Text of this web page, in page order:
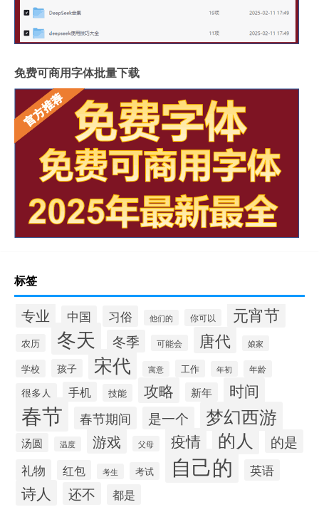
免费可商用字体批量下载
标签
专业 中国 习俗 他们的 你可以 元宵节
农历 冬天 冬季 可能会 唐代 娘家
学校 孩子 宋代 寓意 工作 年初 年龄
很多人 手机 技能 攻略 新年 时间
春节 春节期间 是一个 梦幻西游
汤圆 温度 游戏 父母 疫情 的人 的是
礼物 红包 考生 考试 自己的 英语
诗人 还不 都是